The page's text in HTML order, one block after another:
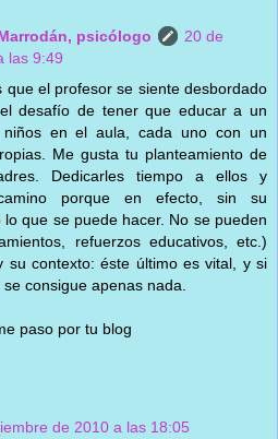
psicólogo
20 de
las 9:49
que el profesor se siente desbordado
desafío de tener que educar a un
niños en el aula, cada uno con un
Me gusta tu planteamiento de
Dedicarles tiempo a ellos y
porque en efecto, sin su
que se puede hacer. No se pueden
refuerzos educativos, etc.)
su contexto: éste último es vital, y si
consigue apenas nada.
paso por tu blog
de 2010 a las 18:05